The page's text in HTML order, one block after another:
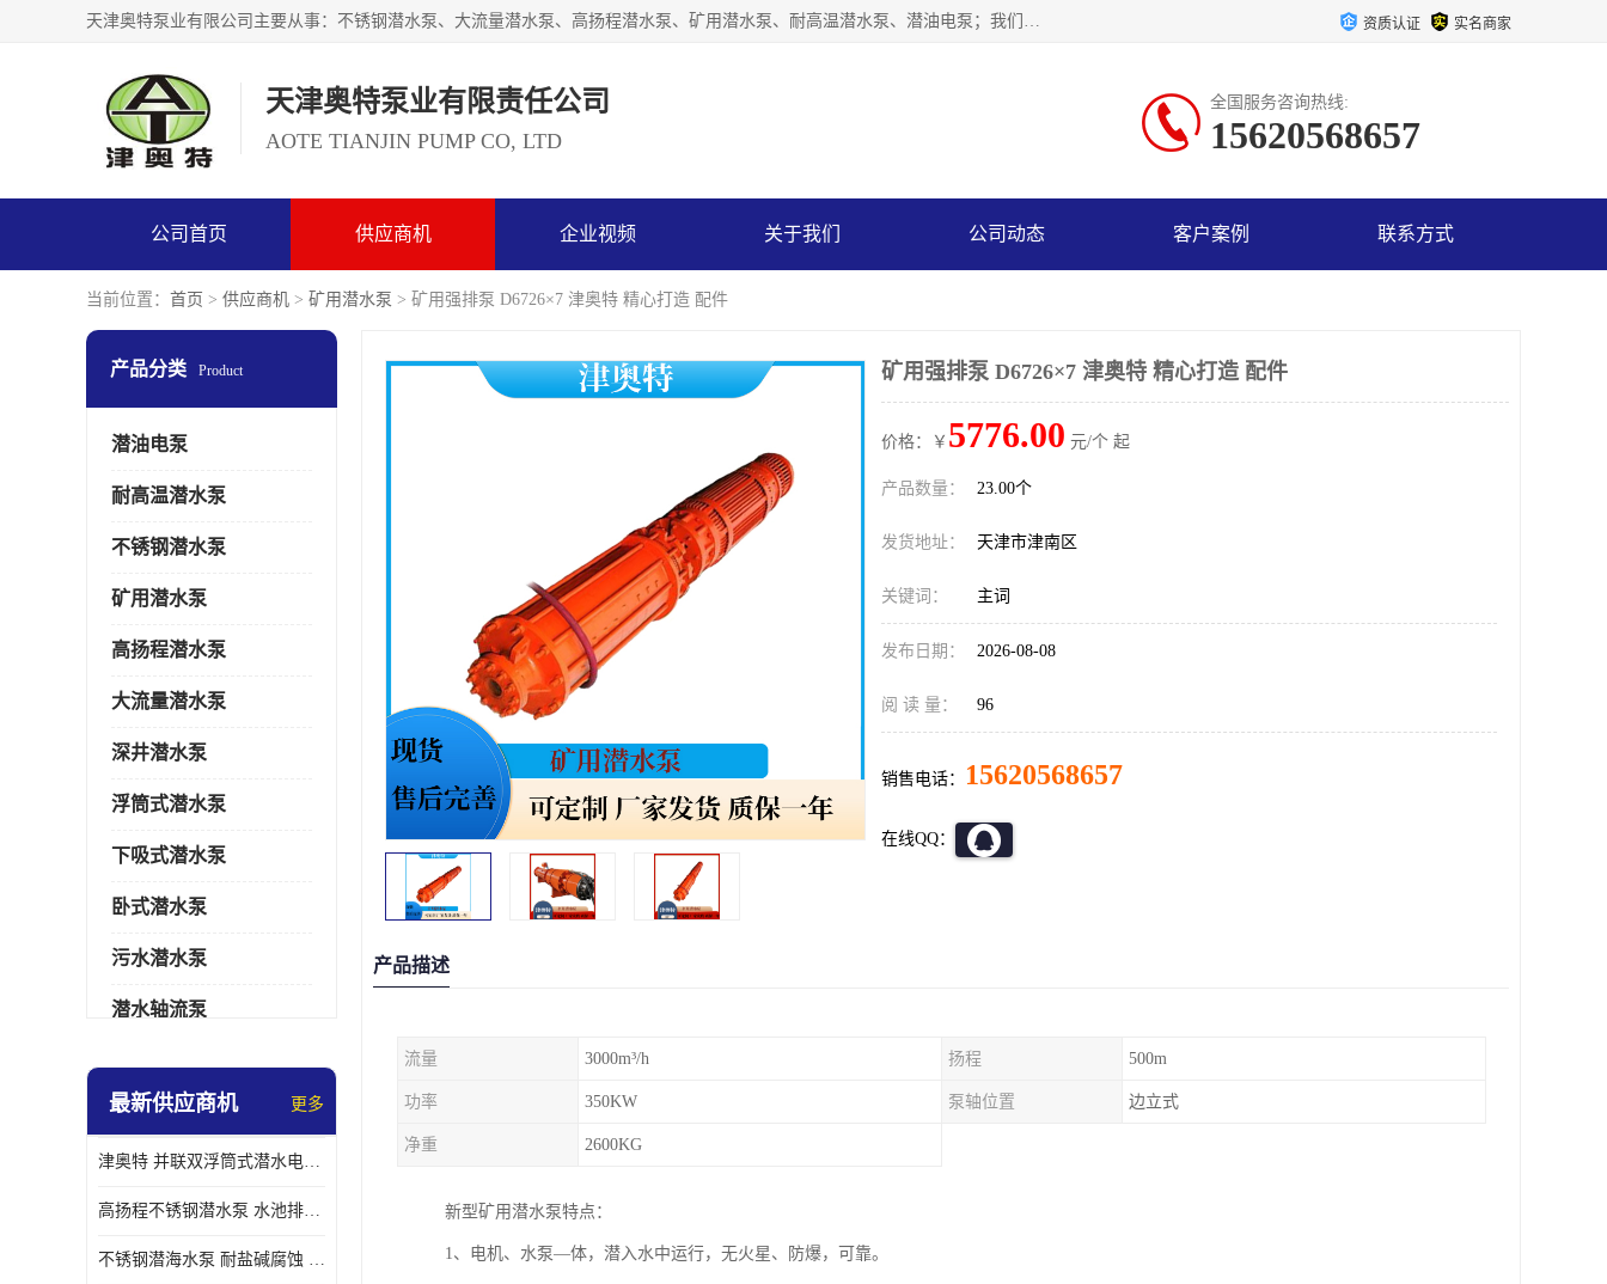
天津奥特泵业有限公司主要从事：不锈钢潜水泵、大流量潜水泵、高扬程潜水泵、矿用潜水泵、耐高温潜水泵、潜油电泵；我们以开发研制生产各种用途的水泵为主，历经十多年艰苦创业，已成为总资产达伍仟多万元，占地面积1万多平方米，年生产能力几百万（台）套，形成集设计研发、制造安装、技术服务于一体的现代规模型企业。 资质认证 实名商家
天津奥特泵业有限责任公司
AOTE TIANJIN PUMP CO, LTD
全国服务咨询热线:
15620568657
公司首页 供应商机 企业视频 关于我们 公司动态 客户案例 联系方式
当前位置： 首页 > 供应商机 > 矿用潜水泵 > 矿用强排泵 D6726×7 津奥特 精心打造 配件
产品分类 Product
潜油电泵
耐高温潜水泵
不锈钢潜水泵
矿用潜水泵
高扬程潜水泵
大流量潜水泵
深井潜水泵
浮筒式潜水泵
下吸式潜水泵
卧式潜水泵
污水潜水泵
潜水轴流泵
螺旋离心泵
控制柜
最新供应商机 更多
津奥特 并联双浮筒式潜水电泵 矿山抢险泵 大流量卧式安装 可提供定制
高扬程不锈钢潜水泵 水池排水 变频 井用潜水电泵供应 能耗低 工厂批发
不锈钢潜海水泵 耐盐碱腐蚀 大流量 立式卧式下吸式安装 厂家定制
矿用强排泵 D6726×7 津奥特 精心打造 配件
价格：￥ 5776.00 元/个 起
产品数量： 23.00个
发货地址： 天津市津南区
关键词： 主词
发布日期： 2026-08-08
阅 读 量： 96
销售电话： 15620568657
在线QQ：
产品描述
流量 3000m³/h 扬程 500m
功率 350KW 泵轴位置 边立式
净重 2600KG
新型矿用潜水泵特点：
1、电机、水泵—体，潜入水中运行，无火星、防爆，可靠。